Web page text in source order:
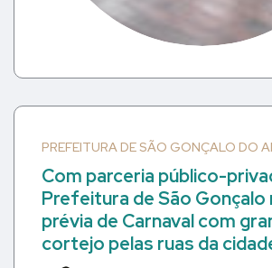
PREFEITURA DE SÃO GONÇALO DO
Com parceria público-
Prefeitura de São Gonçalo
prévia de Carnaval com
cortejo pelas ruas da